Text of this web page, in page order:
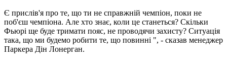
Є прислів'я про те, що ти не справжній чемпіон, поки не
поб'єш чемпіона. Але хто знає, коли це станеться? Скільки
Фьюрі ще буде тримати пояс, не проводячи захисту? Ситуація
така, що ми будемо робити те, що повинні ", - сказав менеджер
Паркера Дін Лонерган.